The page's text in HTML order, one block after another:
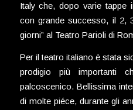
Italy che, dopo varie tappe
con grande successo, il 2,
giorni” al Teatro Parioli di
Per il teatro italiano è stata
prodigio più importanti
palcoscenico. Bellissima
di molte piéce, durante gli